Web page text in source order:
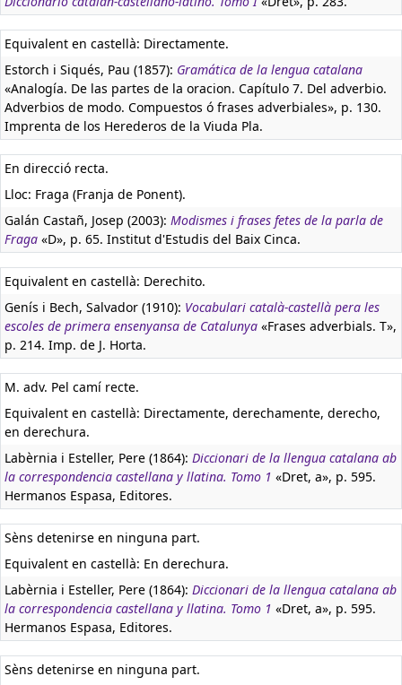
Equivalent en castellà: Directamente.
Estorch i Siqués, Pau (1857): Gramática de la lengua catalana
«Analogía. De las partes de la oracion. Capítulo 7. Del adverbio.
Adverbios de modo. Compuestos ó frases adverbiales», p. 130.
Imprenta de los Herederos de la Viuda Pla.
En direcció recta.
Lloc: Fraga (Franja de Ponent).
Galán Castañ, Josep (2003): Modismes i frases fetes de la parla de
Fraga «D», p. 65. Institut d'Estudis del Baix Cinca.
Equivalent en castellà: Derechito.
Genís i Bech, Salvador (1910): Vocabulari català-castellà pera les
escoles de primera ensenyansa de Catalunya «Frases adverbials. T»,
p. 214. Imp. de J. Horta.
M. adv. Pel camí recte.
Equivalent en castellà: Directamente, derechamente, derecho,
en derechura.
Labèrnia i Esteller, Pere (1864): Diccionari de la llengua catalana ab
la correspondencia castellana y llatina. Tomo 1 «Dret, a», p. 595.
Hermanos Espasa, Editores.
Sèns detenirse en ninguna part.
Equivalent en castellà: En derechura.
Labèrnia i Esteller, Pere (1864): Diccionari de la llengua catalana ab
la correspondencia castellana y llatina. Tomo 1 «Dret, a», p. 595.
Hermanos Espasa, Editores.
Sèns detenirse en ninguna part.